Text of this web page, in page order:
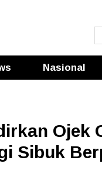
Nasional
Ojek
Sibuk